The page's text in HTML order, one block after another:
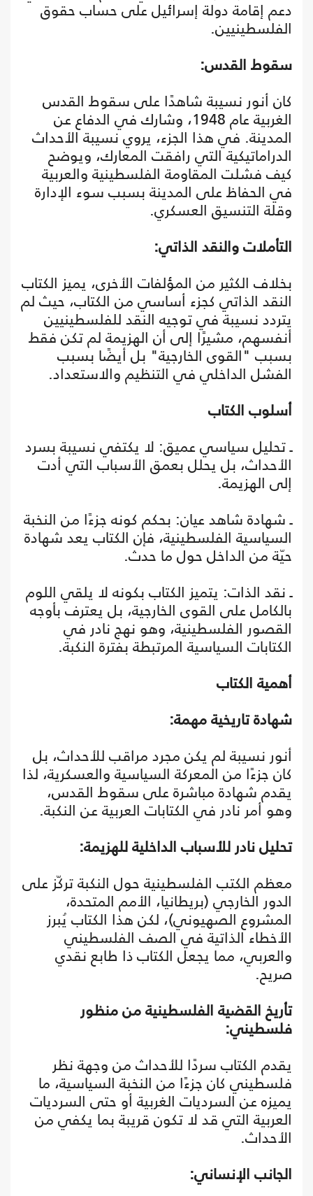
دعم إقامة دولة إسرائيل على حساب حقوق
الفلسطينيين.
سقوط القدس:
كان أنور نسيبة شاهدًا على سقوط القدس
الغربية عام 1948، وشارك في الدفاع عن
المدينة. في هذا الجزء، يروي نسيبة الأحداث
الدراماتيكية التي رافقت المعارك، ويوضح
كيف فشلت المقاومة الفلسطينية والعربية
في الحفاظ على المدينة بسبب سوء الإدارة
وقلة التنسيق العسكري.
التأملات والنقد الذاتي:
بخلاف الكثير من المؤلفات الأخرى، يميز الكتاب
النقد الذاتي كجزء أساسي من الكتاب، حيث لم
يتردد نسيبة في توجيه النقد للفلسطينيين
أنفسهم، مشيرًا إلى أن الهزيمة لم تكن فقط
بسبب "القوى الخارجية" بل أيضًا بسبب
الفشل الداخلي في التنظيم والاستعداد.
أسلوب الكتاب
ـ تحليل سياسي عميق: لا يكتفي نسيبة بسرد
الأحداث، بل يحلل بعمق الأسباب التي أدت
إلى الهزيمة.
ـ شهادة شاهد عيان: بحكم كونه جزءًا من النخبة
السياسية الفلسطينية، فإن الكتاب يعد شهادة
حيّة من الداخل حول ما حدث.
ـ نقد الذات: يتميز الكتاب بكونه لا يلقي اللوم
بالكامل على القوى الخارجية، بل يعترف بأوجه
القصور الفلسطينية، وهو نهج نادر في
الكتابات السياسية المرتبطة بفترة النكبة.
أهمية الكتاب
شهادة تاريخية مهمة:
أنور نسيبة لم يكن مجرد مراقب للأحداث، بل
كان جزءًا من المعركة السياسية والعسكرية، لذا
يقدم شهادة مباشرة على سقوط القدس،
وهو أمر نادر في الكتابات العربية عن النكبة.
تحليل نادر للأسباب الداخلية للهزيمة:
معظم الكتب الفلسطينية حول النكبة تركّز على
الدور الخارجي (بريطانيا، الأمم المتحدة،
المشروع الصهيوني)، لكن هذا الكتاب يُبرز
الأخطاء الذاتية في الصف الفلسطيني
والعربي، مما يجعل الكتاب ذا طابع نقدي
صريح.
تأريخ القضية الفلسطينية من منظور
فلسطيني:
يقدم الكتاب سردًا للأحداث من وجهة نظر
فلسطيني كان جزءًا من النخبة السياسية، ما
يميزه عن السرديات الغربية أو حتى السرديات
العربية التي قد لا تكون قريبة بما يكفي من
الأحداث.
الجانب الإنساني: